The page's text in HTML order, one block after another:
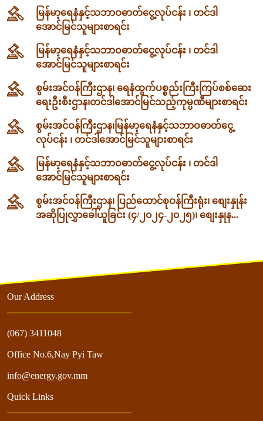
မြန်မာ့ရေနံနှင့်သဘာဝဓာတ်ငွေ့လုပ်ငန်း ၊ တင်ဒါ
အောင်မြင်သူများစာရင်း
မြန်မာ့ရေနံနှင့်သဘာဝဓာတ်ငွေ့လုပ်ငန်း ၊ တင်ဒါ
အောင်မြင်သူများစာရင်း
စွမ်းအင်ဝန်ကြီးဌာန၊ ရေနံထွက်ပစ္စည်းကြီးကြပ်စစ်ဆေး
ရေးဦးစီးဌာန၊တင်ဒါအောင်မြင်သည့်ကုမ္ပဏီများစာရင်း
စွမ်းအင်ဝန်ကြီးဌာန၊မြန်မာ့ရေနံနှင့်သဘာဝဓာတ်ငွေ့
လုပ်ငန်း ၊ တင်ဒါအောင်မြင်သူများစာရင်း
မြန်မာ့ရေနံနှင့်သဘာဝဓာတ်ငွေ့လုပ်ငန်း ၊ တင်ဒါ
အောင်မြင်သူများစာရင်း
စွမ်းအင်ဝန်ကြီးဌာန၊ ပြည်ထောင်စုဝန်ကြီးရုံး၊ စျေးနှုန်း
အဆိုပြုလွှာခေါ်ယူခြင်း (၄/၂၀၂၄-၂၀၂၅)၊ စျေးနှုန...
Our Address
(067) 3411048
Office No.6,Nay Pyi Taw
info@energy.gov.mm
Quick Links